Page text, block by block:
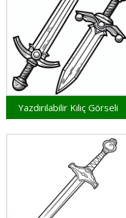
Yazdırılabilir Kılıç Görseli